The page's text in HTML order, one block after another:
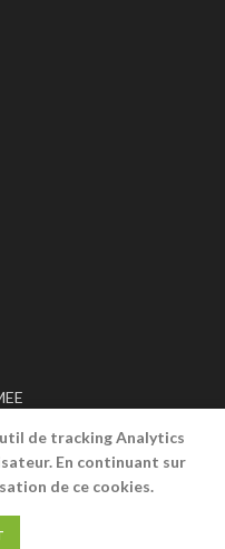
de tracking Analytics
En continuant sur
de ce cookies.